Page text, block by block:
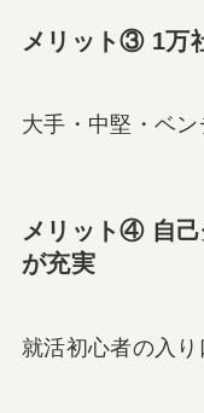
メリット③ 1万
大手・中堅・ベン
メリット④ 自
が充実
就活初心者の入り